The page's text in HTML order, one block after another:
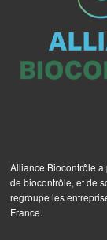
Alliance Biocontrôle
de biocontrôle, et de
regroupe les
France.